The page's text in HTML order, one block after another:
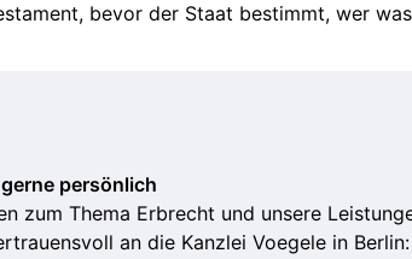
bevor der Staat bestimmt, wer
persönlich
zum Thema Erbrecht und unsere
an die Kanzlei Voegele in Berlin: